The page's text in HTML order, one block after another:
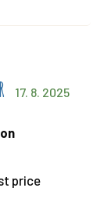
17. 8. 2025
price